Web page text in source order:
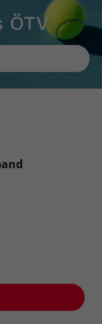
ÖTV